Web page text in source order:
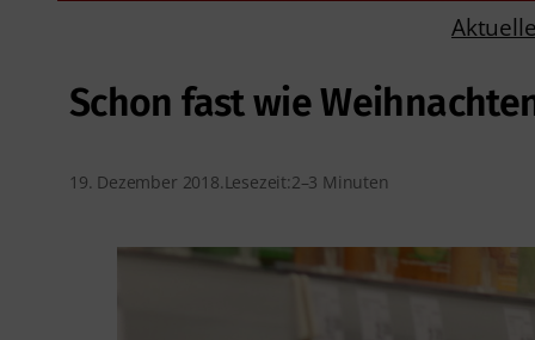
Schon fast wie
19. Dezember 2018.Lesezeit:2–3 Minuten